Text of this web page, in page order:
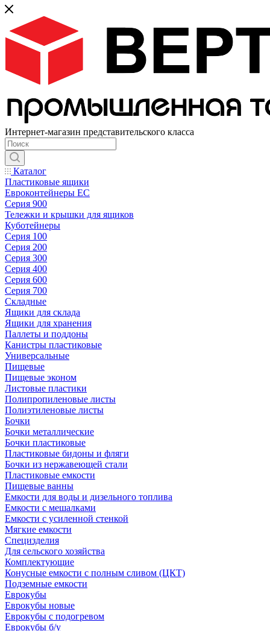
Интернет-магазин представительского класса
Каталог
Пластиковые ящики
Евроконтейнеры ЕС
Серия 900
Тележки и крышки для ящиков
Куботейнеры
Серия 100
Серия 200
Серия 300
Серия 400
Серия 600
Серия 700
Складные
Ящики для склада
Ящики для хранения
Паллеты и поддоны
Канистры пластиковые
Универсальные
Пищевые
Пищевые эконом
Листовые пластики
Полипропиленовые листы
Полиэтиленовые листы
Бочки
Бочки металлические
Бочки пластиковые
Пластиковые бидоны и фляги
Бочки из нержавеющей стали
Пластиковые емкости
Пищевые ванны
Емкости для воды и дизельного топлива
Емкости с мешалками
Емкости с усиленной стенкой
Мягкие емкости
Специзделия
Для сельского хозяйства
Комплектующие
Конусные емкости с полным сливом (ЦКТ)
Подземные емкости
Еврокубы
Еврокубы новые
Еврокубы с подогревом
Еврокубы б/у